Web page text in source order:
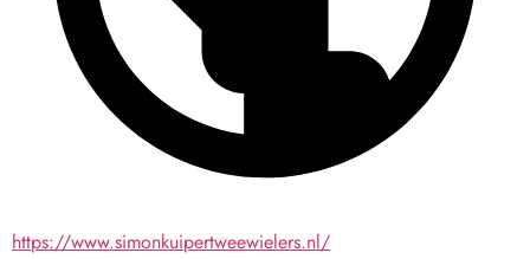
https://www.simonkuipertweewielers.nl/